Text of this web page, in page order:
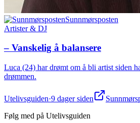
Sunnmørsposten
Artister & DJ
– Vanskelig å balansere
Luca (24) har drømt om å bli artist siden
drømmen.
Utelivsguiden·9 dager siden
Følg med på Utelivsguiden